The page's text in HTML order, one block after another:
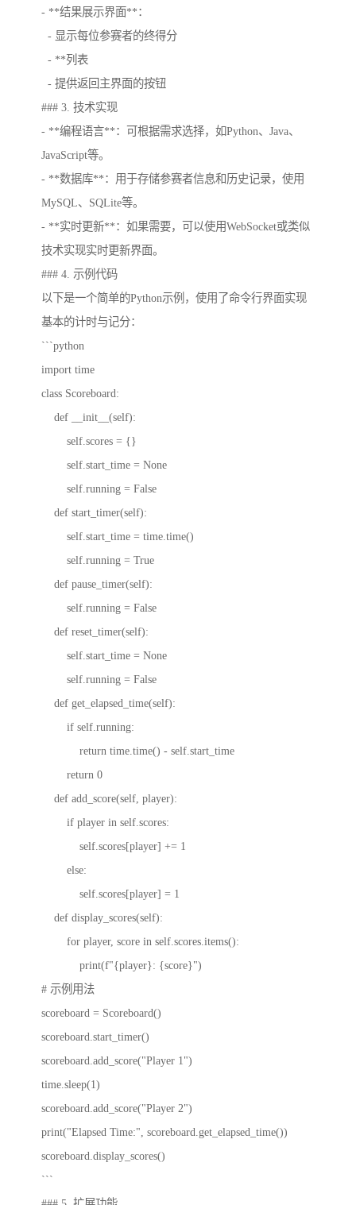
- **结果展示界面**：
- 显示每位参赛者的终得分
- **列表
- 提供返回主界面的按钮
### 3. 技术实现
- **编程语言**：可根据需求选择，如Python、Java、
JavaScript等。
- **数据库**：用于存储参赛者信息和历史记录，使用
MySQL、SQLite等。
- **实时更新**：如果需要，可以使用WebSocket或类似
技术实现实时更新界面。
### 4. 示例代码
以下是一个简单的Python示例，使用了命令行界面实现
基本的计时与记分：
```python
import time
class Scoreboard:
def __init__(self):
self.scores = {}
self.start_time = None
self.running = False
def start_timer(self):
self.start_time = time.time()
self.running = True
def pause_timer(self):
self.running = False
def reset_timer(self):
self.start_time = None
self.running = False
def get_elapsed_time(self):
if self.running:
return time.time() - self.start_time
return 0
def add_score(self, player):
if player in self.scores:
self.scores[player] += 1
else:
self.scores[player] = 1
def display_scores(self):
for player, score in self.scores.items():
print(f"{player}: {score}")
# 示例用法
scoreboard = Scoreboard()
scoreboard.start_timer()
scoreboard.add_score("Player 1")
time.sleep(1)
scoreboard.add_score("Player 2")
print("Elapsed Time:", scoreboard.get_elapsed_time())
scoreboard.display_scores()
```